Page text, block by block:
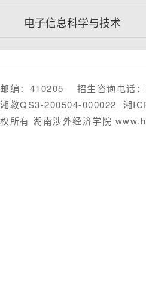
电子信息科学与技术
邮编：410205 招生咨询电话
湘教QS3-200504-000022 湘
权所有 湖南涉外经济学院